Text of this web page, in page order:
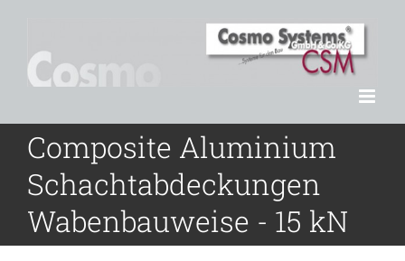
springen
Composite Aluminium
Schachtabdeckungen
Wabenbauweise - 15 kN